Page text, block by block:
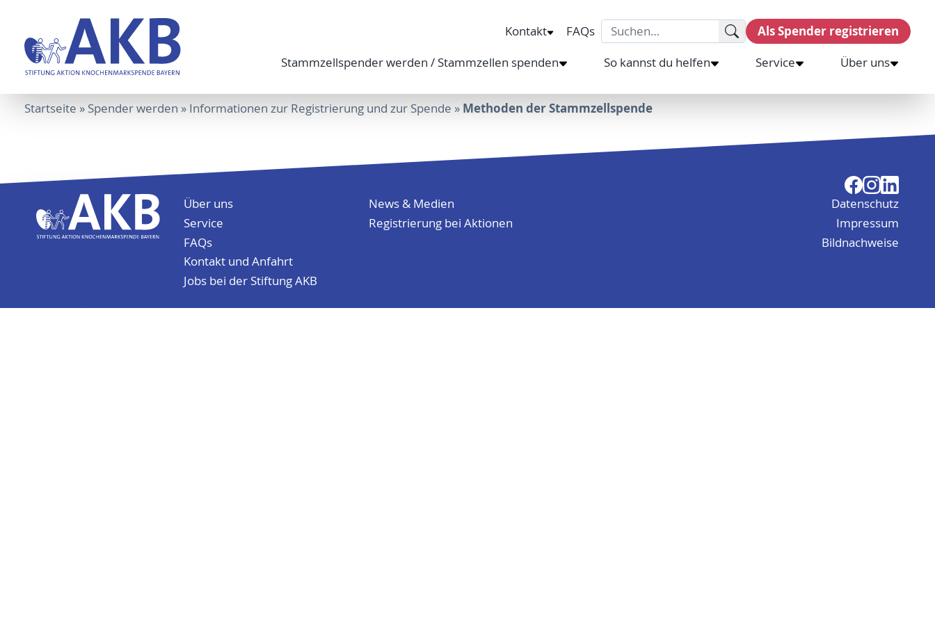
Kontakt FAQs Search for: Als Spender registrieren
Stammzellspender werden / Stammzellen spenden So kannst du helfen Service Über uns
Startseite » Spender werden » Informationen zur Registrierung und zur Spende » Methoden der Stammzellspende
Über uns
Service
FAQs
Kontakt und Anfahrt
Jobs bei der Stiftung AKB
News & Medien
Registrierung bei Aktionen
Datenschutz
Impressum
Bildnachweise